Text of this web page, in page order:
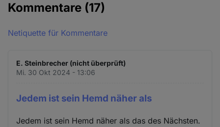
Kommentare (17)
Netiquette für Kommentare
E. Steinbrecher (nicht überprüft)
Mi. 30 Okt 2024 - 13:06
Jedem ist sein Hemd näher als
Jedem ist sein Hemd näher als das des Nächsten.